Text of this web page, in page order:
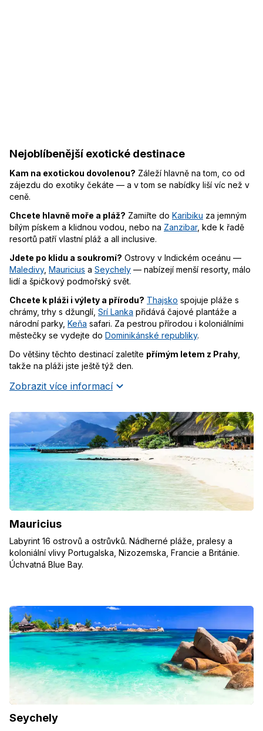
Nejoblíbenější exotické destinace
Kam na exotickou dovolenou? Záleží hlavně na tom, co od
zájezdu do exotiky čekáte — a v tom se nabídky liší víc než v
ceně.
Chcete hlavně moře a pláž? Zamiřte do Karibiku za jemným
bílým pískem a klidnou vodou, nebo na Zanzibar, kde k řadě
resortů patří vlastní pláž a all inclusive.
Jdete po klidu a soukromí? Ostrovy v Indickém oceánu —
Maledivy, Mauricius a Seychely — nabízejí menší resorty, málo
lidí a špičkový podmořský svět.
Chcete k pláži i výlety a přírodu? Thajsko spojuje pláže s
chrámy, trhy s džunglí, Srí Lanka přidává čajové plantáže a
národní parky, Keňa safari. Za pestrou přírodou i koloniálními
městečky se vydejte do Dominikánské republiky.
Do většiny těchto destinací zaletíte přímým letem z Prahy
takže na pláži jste ještě týž den.
Zobrazit více informací
Mauricius
Labyrint 16 ostrovů a ostrůvků. Nádherné pláže, pralesy a
koloniální vlivy Portugalska, Nizozemska, Francie a Británie.
Úchvatná Blue Bay.
Seychely